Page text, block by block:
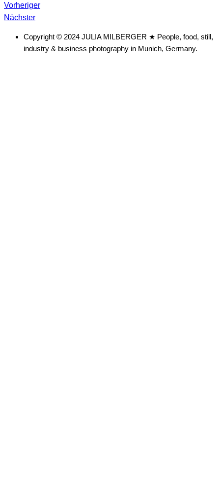
Beitragsnavigation
Vorherigervorheriger
Nächsternächster
Copyright © 2024 JULIA MILBERGER ★ People, food, still,
industry & business photography in Munich, Germany.